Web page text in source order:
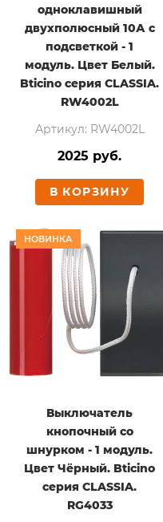
одноклавишный
двухполюсный 10А с
подсветкой - 1
модуль. Цвет Белый.
Bticino серия CLASSIA.
RW4002L
Артикул: RW4002L
2025 руб.
В КОРЗИНУ
НОВИНКА
Выключатель
кнопочный со
шнурком - 1 модуль.
Цвет Чёрный. Bticino
серия CLASSIA.
RG4033